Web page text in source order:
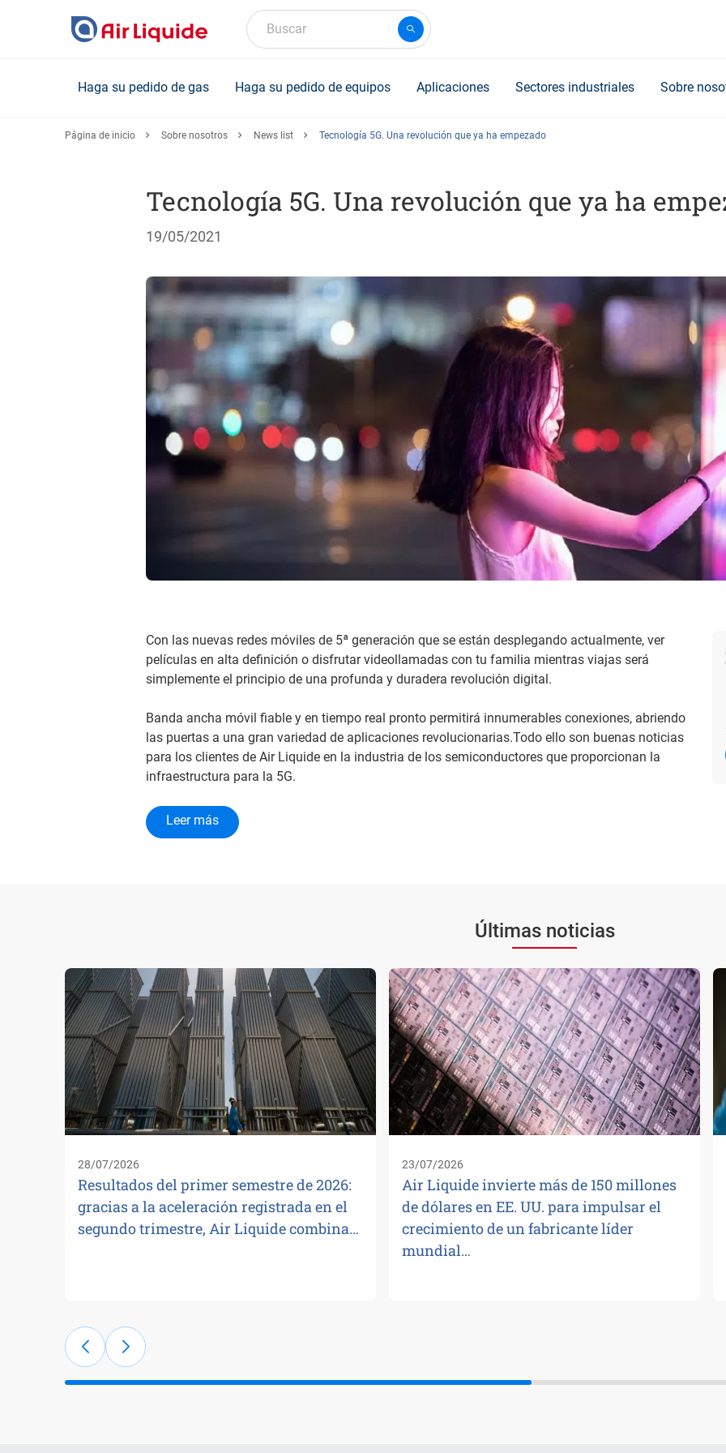
Buscar
Haga su pedido de gas Haga su pedido de equipos Aplicaciones Sectores industriales Sobre
Página de inicio Sobre nosotros News list Tecnología 5G. Una revolución que ya ha empezado
Tecnología 5G. Una revolución que ya ha
19/05/2021
Con las nuevas redes móviles de 5ª generación que se están desplegando actualmente, ver
películas en alta definición o disfrutar videollamadas con tu familia mientras viajas será
simplemente el principio de una profunda y duradera revolución digital.
Banda ancha móvil fiable y en tiempo real pronto permitirá innumerables conexiones, abriendo
las puertas a una gran variedad de aplicaciones revolucionarias.Todo ello son buenas noticias
para los clientes de Air Liquide en la industria de los semiconductores que proporcionan la
infraestructura para la 5G.
Leer más
Últimas noticias
28/07/2026
Resultados del primer semestre de 2026:
gracias a la aceleración registrada en el
segundo trimestre, Air Liquide combina…
23/07/2026
Air Liquide invierte más de 150 millones
de dólares en EE. UU. para impulsar el
crecimiento de un fabricante líder
mundial…